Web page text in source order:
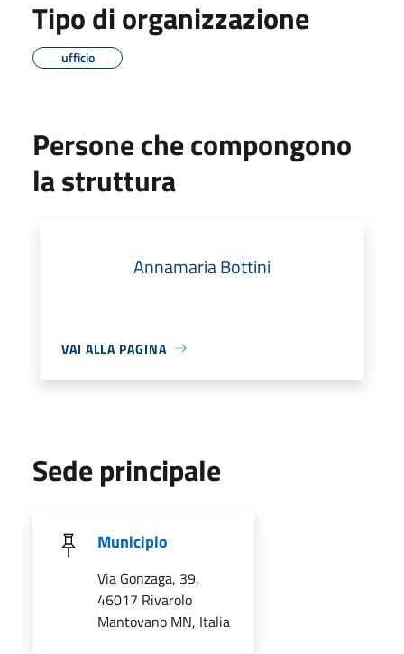
Tipo di organizzazione
ufficio
Persone che compongono
la struttura
Annamaria Bottini
VAI ALLA PAGINA
Sede principale
Municipio
Via Gonzaga, 39,
46017 Rivarolo
Mantovano MN, Italia